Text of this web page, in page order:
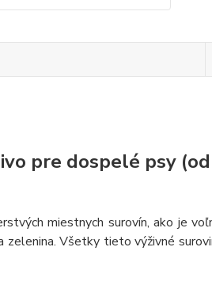
pre dospelé psy
miestnych surovín, ako je
zelenina. Všetky tieto výživné